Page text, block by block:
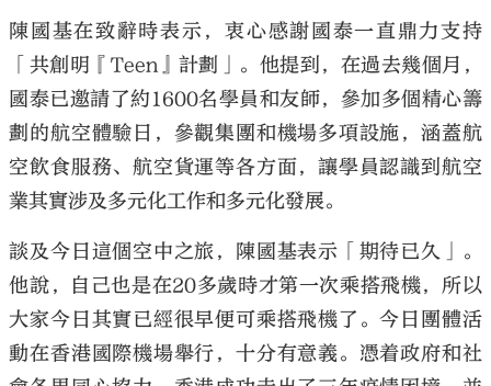
陳國基在致辭時表示，衷心感謝國泰一直鼎力支持
「共創明『Teen』計劃」。他提到，在過去幾個月，
國泰已邀請了約1600名學員和友師，參加多個精心籌
劃的航空體驗日，參觀集團和機場多項設施，涵蓋航
空飲食服務、航空貨運等各方面，讓學員認識到航空
業其實涉及多元化工作和多元化發展。
談及今日這個空中之旅，陳國基表示「期待已久」。
他說，自己也是在20多歲時才第一次乘搭飛機，所以
大家今日其實已經很早便可乘搭飛機了。今日團體活
動在香港國際機場舉行，十分有意義。憑着政府和社